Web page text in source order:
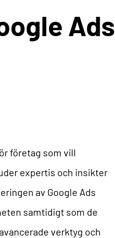
Ads
företag som vill
expertis och insikter
av Google Ads
samtidigt som de
verktyg och